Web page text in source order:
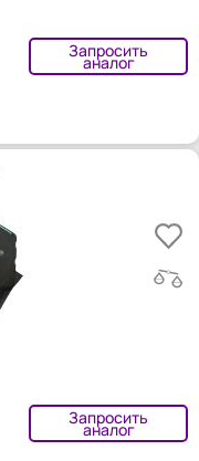
Запросить
аналог
Запросить
аналог